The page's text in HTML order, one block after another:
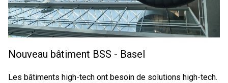
Nouveau bâtiment BSS - Basel
Les bâtiments high-tech ont besoin de solutions high-tech.